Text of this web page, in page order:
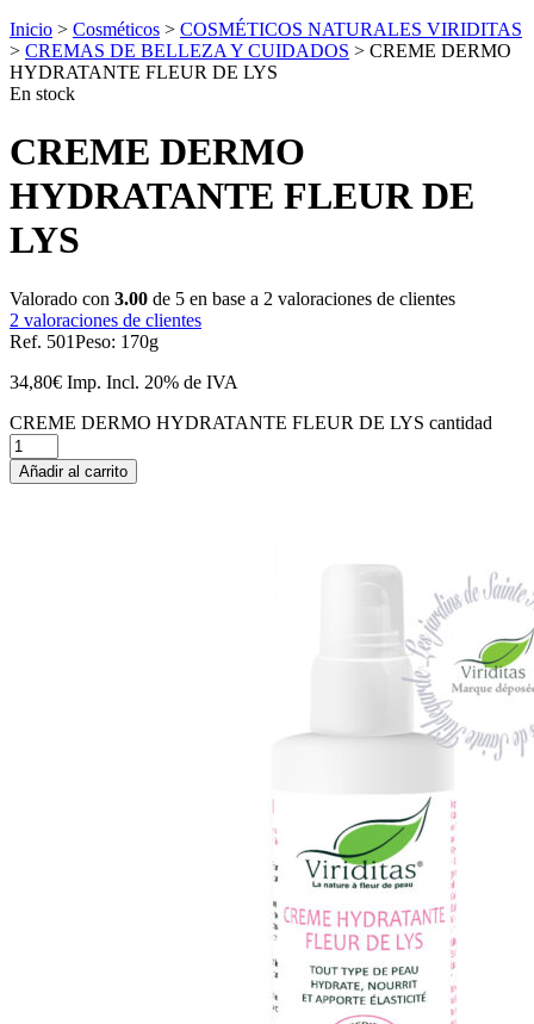
Inicio > Cosméticos > COSMÉTICOS NATURALES VIRIDITAS
> CREMAS DE BELLEZA Y CUIDADOS > CREME DERMO
HYDRATANTE FLEUR DE LYS
En stock
CREME DERMO
HYDRATANTE FLEUR DE
LYS
Valorado con 3.00 de 5 en base a 2 valoraciones de clientes
2 valoraciones de clientes
Ref. 501Peso: 170g
34,80€ Imp. Incl. 20% de IVA
CREME DERMO HYDRATANTE FLEUR DE LYS cantidad
Añadir al carrito